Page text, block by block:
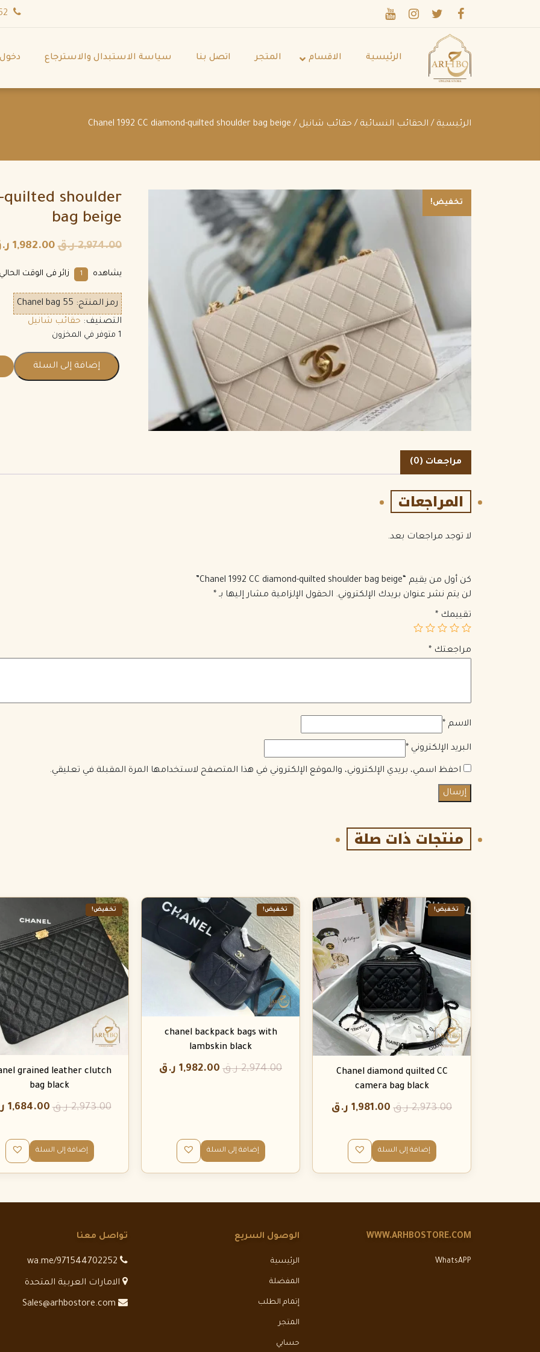
الرئيسية الاقسام المتجر اتصل بنا سياسة الاستبدال والاسترجاع دخول
الرئيسية / الحقائب النسائية / حقائب شانيل / Chanel 1992 CC diamond-quilted shoulder bag beige
تخفيض!
quilted shoulder
bag beige
2,974.00 ر.ق 1,982.00
يشاهده 10 زائر فى الوقت
رمز المنتج: Chanel bag 55
التصنيف: حقائب شانيل
1 متوفر في المخزون
إضافة إلى السلة
مراجعات (0)
المراجعات
لا توجد مراجعات بعد.
كن أول من يقيم “Chanel 1992 CC diamond-quilted shoulder bag beige”
لن يتم نشر عنوان بريدك الإلكتروني. الحقول الإلزامية مشار إليها بـ *
تقييمك *
مراجعتك *
الاسم *
البريد الإلكتروني *
احفظ اسمي، بريدي الإلكتروني، والموقع الإلكتروني في هذا المتصفح لاستخدامها المرة المقبلة في تعليقي.
منتجات ذات صلة
تخفيض!
Chanel diamond quilted CC
camera bag black
2,973.00 ر.ق 1,981.00 ر.ق
إضافة إلى السلة
تخفيض!
chanel backpack bags with
lambskin black
2,974.00 ر.ق 1,982.00 ر.ق
إضافة إلى السلة
تخفيض!
grained leather clutch
bag black
2,973.00 ر.ق 1,684.00
إضافة إلى السلة
WWW.ARHBOSTORE.COM
WhatsAPP
الوصول السريع
الرئيسية
المفضلة
إتمام الطلب
المتجر
حسابي
تواصل معنا
الامارات العربية المتحدة